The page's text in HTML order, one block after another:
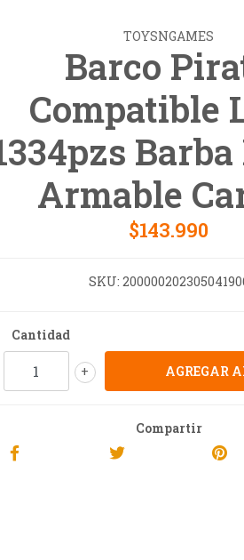
TOYSNGAMES
Barco
Compatible
Armable
$143.990
SKU:
Cantidad
+
Compartir